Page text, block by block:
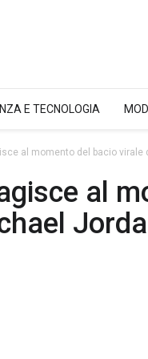
E TECNOLOGIA
al momento del bacio virale
al